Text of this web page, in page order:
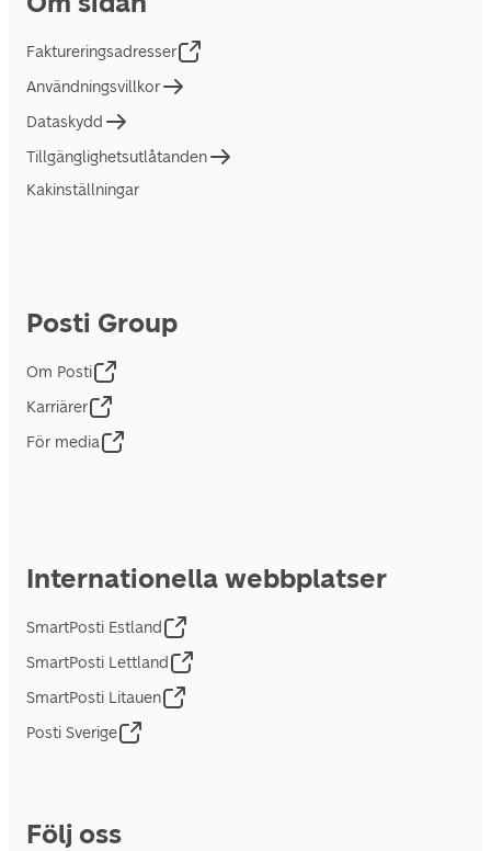
Faktureringsadresser
Användningsvillkor
Dataskydd
Tillgänglighetsutlåtanden
Kakinställningar
Posti Group
Om Posti
Karriärer
För media
Internationella webbplatser
SmartPosti Estland
SmartPosti Lettland
SmartPosti Litauen
Posti Sverige
Följ oss